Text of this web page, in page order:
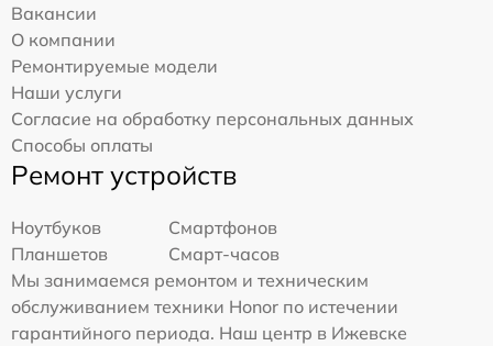
Вакансии
О компании
Ремонтируемые модели
Наши услуги
Согласие на обработку персональных данных
Способы оплаты
Ремонт устройств
Ноутбуков
Смартфонов
Планшетов
Смарт-часов
Мы занимаемся ремонтом и техническим
обслуживанием техники Honor по истечении
гарантийного периода. Наш центр в Ижевске